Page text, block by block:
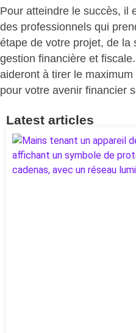
Pour atteindre le succès, il
des professionnels qui
étape de votre projet, de la
gestion financière et
aideront à tirer le
pour votre avenir financier
Latest articles